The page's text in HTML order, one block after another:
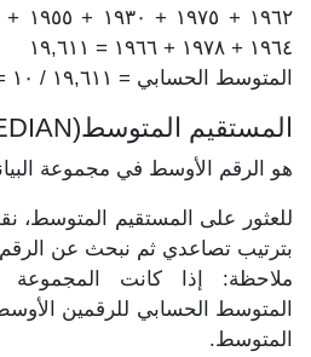
١٩٦٤ + ١٩٧٨ + ١٩٦٦ = ١٩,٦١١
المتوسط الحسابي = ١٩,٦١١ / ١٠ = ١٩٦١.١٠
المستقيم المتوسط(MEDIAN)
هو الرقم الأوسط في مجموعة
للعثور على المستقيم المتوسط،
بترتيب تصاعدي ثم نبحث عن
ملاحظة: إذا كانت المجموعة
المتوسط الحسابي للرقمين
المتوسط.